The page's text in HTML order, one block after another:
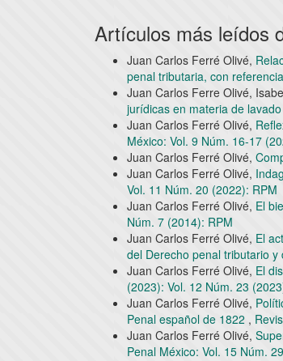
Artículos más leídos
Juan Carlos Ferré Olivé,
penal tributaria, con
Juan Carlos Ferre Olivé,
jurídicas en materia de
Juan Carlos Ferré Olivé,
México: Vol. 9 Núm. 16-17
Juan Carlos Ferré Olivé,
Juan Carlos Ferré Olivé,
Vol. 11 Núm. 20 (2022): RPM
Juan Carlos Ferré Olivé, El
Núm. 7 (2014): RPM
Juan Carlos Ferré Olivé, El
del Derecho penal tributario y
Juan Carlos Ferré Olivé, El
(2023): Vol. 12 Núm. 23
Juan Carlos Ferré Olivé,
Penal español de 1822 ,
Juan Carlos Ferré Olivé,
Penal México: Vol. 15 Núm.